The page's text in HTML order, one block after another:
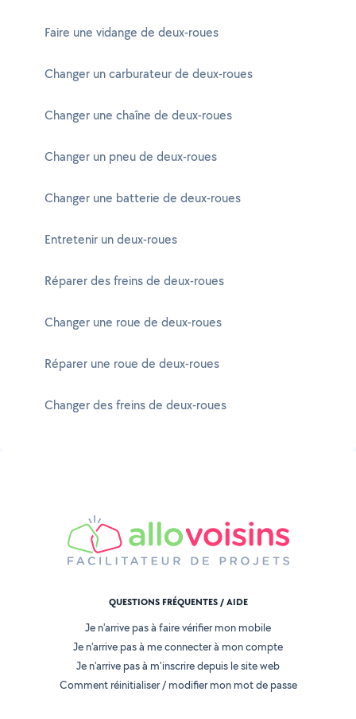
Faire une vidange de deux-roues
Changer un carburateur de deux-roues
Changer une chaîne de deux-roues
Changer un pneu de deux-roues
Changer une batterie de deux-roues
Entretenir un deux-roues
Réparer des freins de deux-roues
Changer une roue de deux-roues
Réparer une roue de deux-roues
Changer des freins de deux-roues
QUESTIONS FRÉQUENTES / AIDE
Je n'arrive pas à faire vérifier mon mobile
Je n'arrive pas à me connecter à mon compte
Je n'arrive pas à m'inscrire depuis le site web
Comment réinitialiser / modifier mon mot de passe